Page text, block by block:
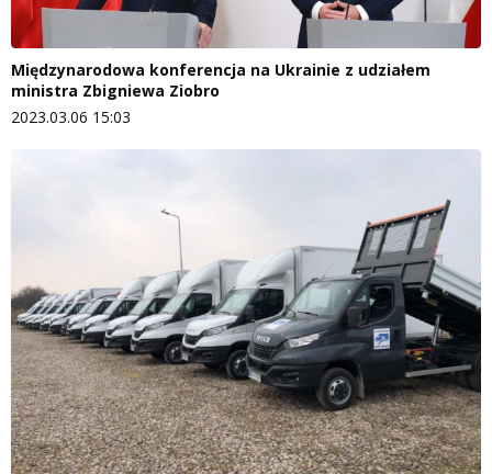
Międzynarodowa konferencja na Ukrainie z udziałem
ministra Zbigniewa Ziobro
2023.03.06 15:03